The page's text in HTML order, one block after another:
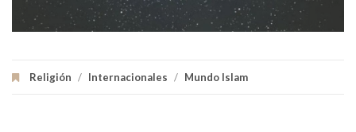
Religión / Internacionales / Mundo Islam